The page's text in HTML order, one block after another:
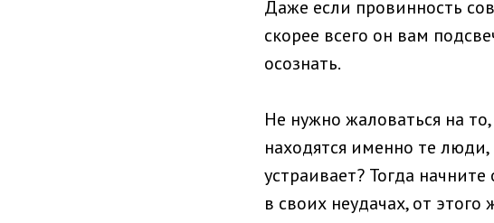
Даже если провинность
скорее всего он вам
осознать.
Не нужно жаловаться на
находятся именно те
устраивает? Тогда
в своих неудачах, от этого